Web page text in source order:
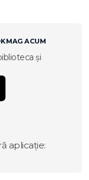
ACUM
și
aplicație: